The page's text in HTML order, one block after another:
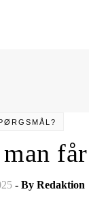
- By Redaktion